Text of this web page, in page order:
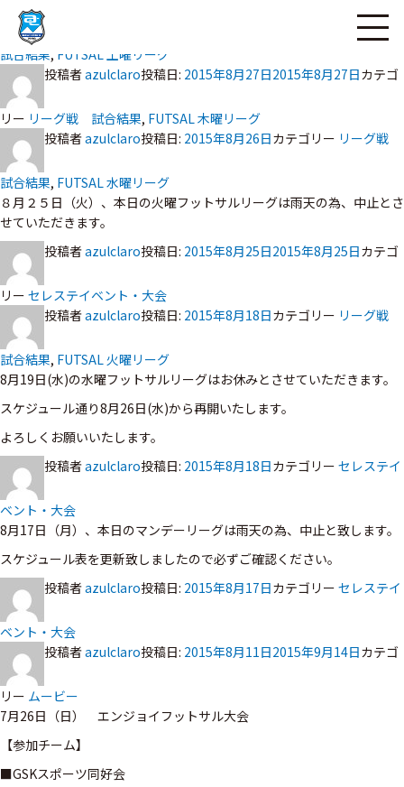
リーグ戦
試合結果, FUTSAL 土曜リーグ
投稿者azulclaro投稿日: 2015年8月27日2015年8月27日カテゴ
リー リーグ戦 試合結果, FUTSAL 木曜リーグ
投稿者azulclaro投稿日: 2015年8月26日カテゴリー リーグ戦
試合結果, FUTSAL 水曜リーグ
８月２５日（火）、本日の火曜フットサルリーグは雨天の為、中止とさ
せていただきます。
投稿者azulclaro投稿日: 2015年8月25日2015年8月25日カテゴ
リー セレステイベント・大会
投稿者azulclaro投稿日: 2015年8月18日カテゴリー リーグ戦
試合結果, FUTSAL 火曜リーグ
8月19日(水)の水曜フットサルリーグはお休みとさせていただきます。
スケジュール通り8月26日(水)から再開いたします。
よろしくお願いいたします。
投稿者azulclaro投稿日: 2015年8月18日カテゴリー セレステイ
ベント・大会
8月17日（月）、本日のマンデーリーグは雨天の為、中止と致します。
スケジュール表を更新致しましたので必ずご確認ください。
投稿者azulclaro投稿日: 2015年8月17日カテゴリー セレステイ
ベント・大会
投稿者azulclaro投稿日: 2015年8月11日2015年9月14日カテゴ
リー ムービー
7月26日（日） エンジョイフットサル大会
【参加チーム】
■GSKスポーツ同好会